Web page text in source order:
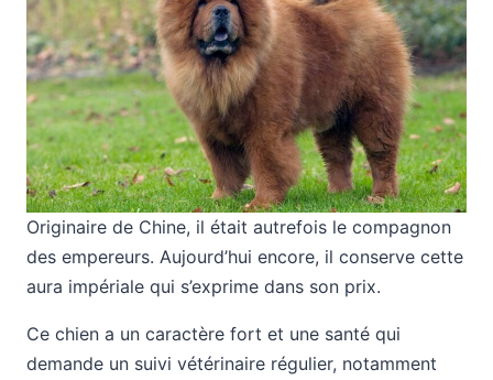
Originaire de Chine, il était autrefois le compagnon
des empereurs. Aujourd’hui encore, il conserve cette
aura impériale qui s’exprime dans son prix.
Ce chien a un caractère fort et une santé qui
demande un suivi vétérinaire régulier, notamment